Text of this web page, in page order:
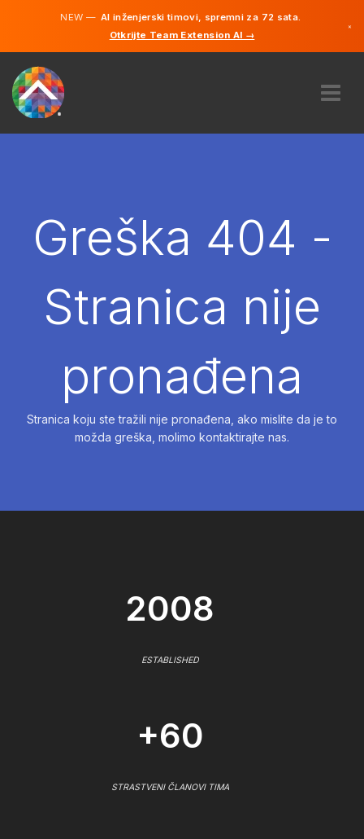
NEW —AI inženjerski timovi, spremni za 72 sata.
Otkrijte Team Extension AI →
×
NAJAMGreška 404 -
Stranica nije
pronađena
Stranica koju ste tražili nije pronađena, ako mislite da je to
možda greška, molimo kontaktirajte nas.
2008
ESTABLISHED
+60
STRASTVENI ČLANOVI TIMA